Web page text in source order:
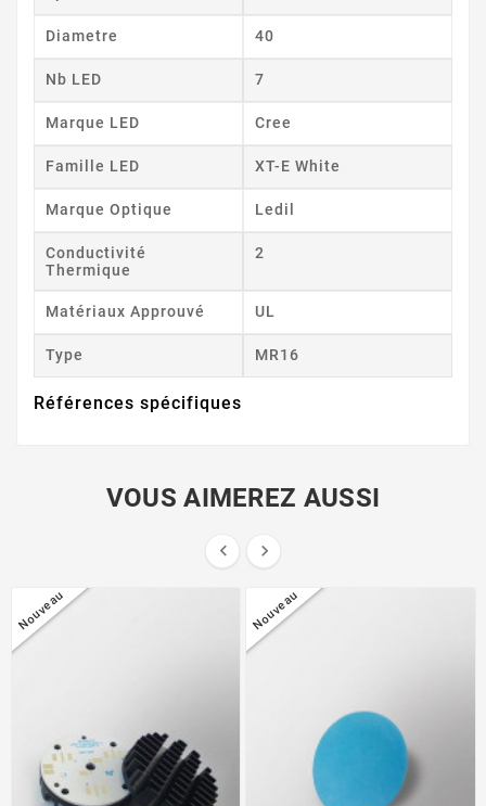
Diametre 40
Nb LED 7
Marque LED Cree
Famille LED XT-E White
Marque Optique Ledil
Conductivité
Thermique
2
Matériaux Approuvé UL
Type MR16
Références spécifiques
VOUS AIMEREZ AUSSI
 
Nouveau Nouveau